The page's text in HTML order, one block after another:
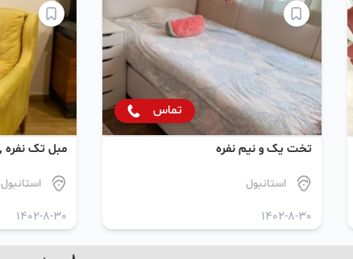
تماس
تخت یک و نیم نفره
استانبول
1402-8-30
مبل تک نفره ٬ رنگ خردلی
استانبول
1402-8-30